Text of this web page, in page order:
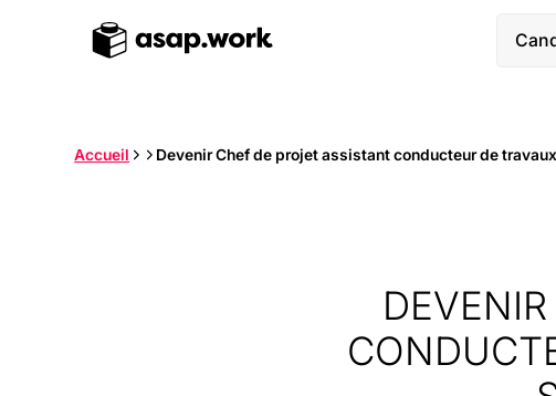
Accueil Devenir Chef de projet assistant conducteur de